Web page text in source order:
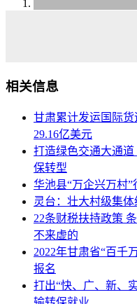
相关信息
甘肃累计发运国际货
29.16亿美元
打造绿色交通大通
保转型
华池县“万企兴万村
灵台：壮大村级集体
22条财税扶持政策
不来虚的
2022年甘肃省“百千
报名
打出“快、广、新、